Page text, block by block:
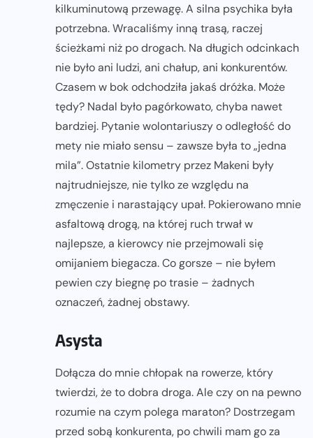
kilkuminutową przewagę. A silna psychika była
potrzebna. Wracaliśmy inną trasą, raczej
ścieżkami niż po drogach. Na długich odcinkach
nie było ani ludzi, ani chałup, ani konkurentów.
Czasem w bok odchodziła jakaś dróżka. Może
tędy? Nadal było pagórkowato, chyba nawet
bardziej. Pytanie wolontariuszy o odległość do
mety nie miało sensu – zawsze była to „jedna
mila”. Ostatnie kilometry przez Makeni były
najtrudniejsze, nie tylko ze względu na
zmęczenie i narastający upał. Pokierowano mnie
asfaltową drogą, na której ruch trwał w
najlepsze, a kierowcy nie przejmowali się
omijaniem biegacza. Co gorsze – nie byłem
pewien czy biegnę po trasie – żadnych
oznaczeń, żadnej obstawy.
Asysta
Dołącza do mnie chłopak na rowerze, który
twierdzi, że to dobra droga. Ale czy on na pewno
rozumie na czym polega maraton? Dostrzegam
przed sobą konkurenta, po chwili mam go za